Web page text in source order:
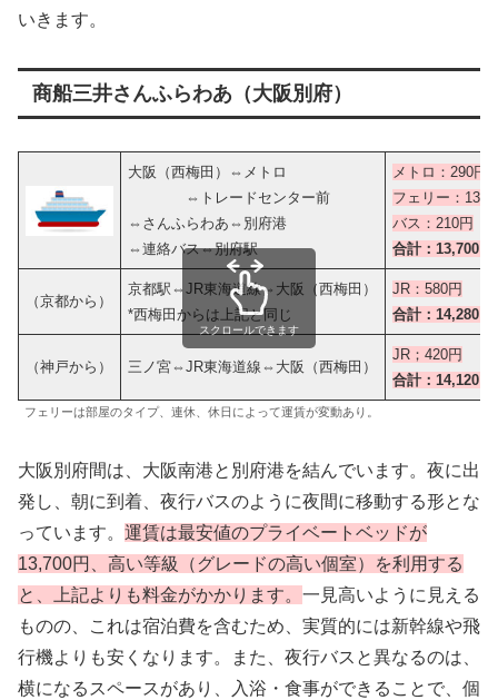
いきます。
商船三井さんふらわあ（大阪別府）
大阪（西梅田）⇔メトロ
⇔トレードセンター前
⇔さんふらわあ⇔別府港
⇔連絡バス⇔別府駅
メトロ：290円
フェリー：
バス：210円
合計：13,700円
（京都から）
京都駅⇔JR東海道線⇔大阪（西梅田）
*西梅田からは上記と同じ
JR：580円
合計：14,280円
（神戸から） 三ノ宮⇔JR東海道線⇔大阪（西梅田）
JR；420円
合計：14,120円
スクロールできます
フェリーは部屋のタイプ、連休、休日によって運賃が変動あり。
大阪別府間は、大阪南港と別府港を結んでいます。夜に出
発し、朝に到着、夜行バスのように夜間に移動する形とな
っています。 運賃は最安値のプライベートベッドが
13,700円、高い等級（グレードの高い個室）を利用する
と、上記よりも料金がかかります。 一見高いように見える
ものの、これは宿泊費を含むため、実質的には新幹線や飛
行機よりも安くなります。また、夜行バスと異なるのは、
横になるスペースがあり、入浴・食事ができることで、個